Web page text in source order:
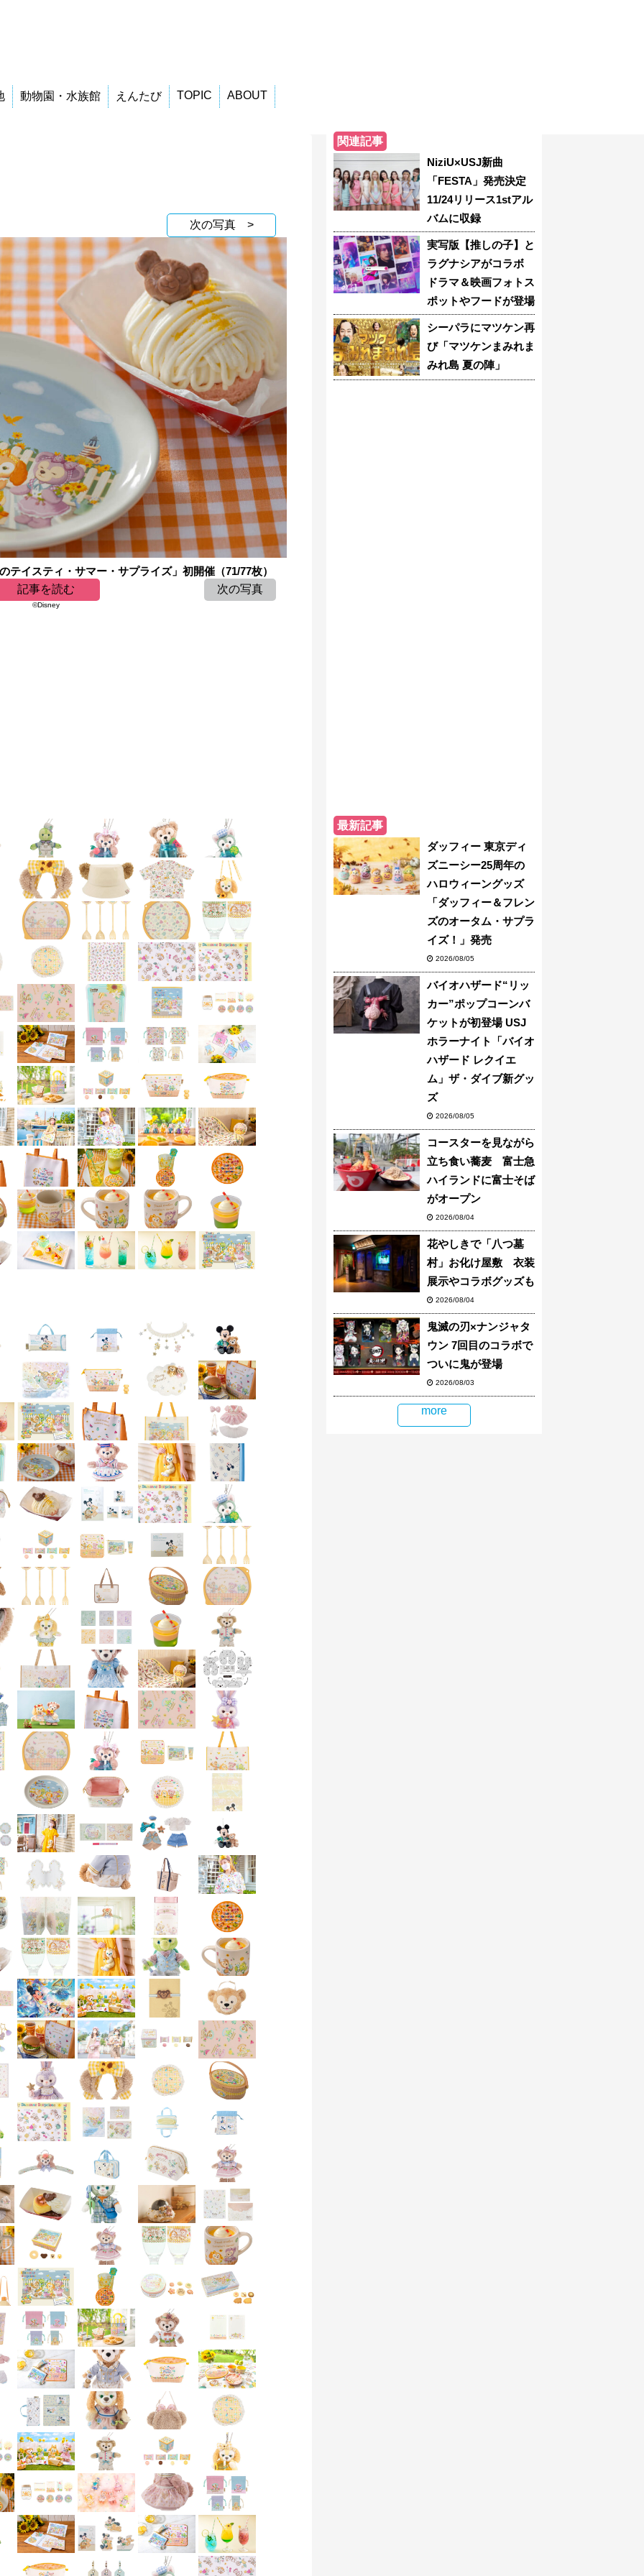
動物園・水族館 えんたび TOPIC ABOUT
次の写真 >
テイスティ・サマー・サプライズ」初開催（71/77枚）
記事を読む
次の写真
©Disney
関連記事
NiziU×USJ新曲
「FESTA」発売決定
11/24リリース1stアル
バムに収録
実写版【推しの子】と
ラグナシアがコラボ
ドラマ＆映画フォトス
ポットやフードが登場
シーパラにマツケン再
び「マツケンまみれま
みれ島 夏の陣」
最新記事
ダッフィー 東京ディ
ズニーシー25周年の
ハロウィーングッズ
「ダッフィー＆フレン
ズのオータム・サプラ
イズ！」発売
2026/08/05
バイオハザード“リッ
カー”ポップコーンバ
ケットが初登場 USJ
ホラーナイト「バイオ
ハザード レクイエ
ム」ザ・ダイブ新グッ
ズ
2026/08/05
コースターを見ながら
立ち食い蕎麦 富士急
ハイランドに富士そば
がオープン
2026/08/04
花やしきで「八つ墓
村」お化け屋敷 衣装
展示やコラボグッズも
2026/08/04
鬼滅の刃×ナンジャタ
ウン 7回目のコラボで
ついに鬼が登場
2026/08/03
more